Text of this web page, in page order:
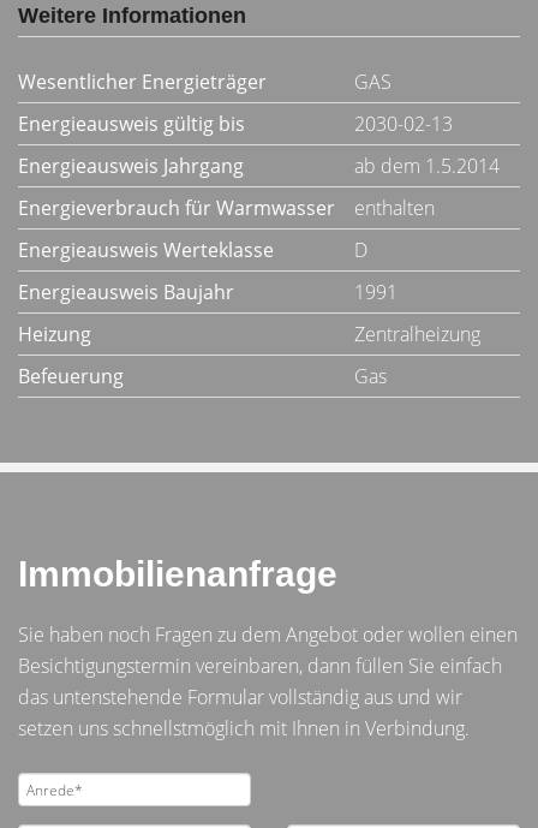
Weitere Informationen
Wesentlicher Energieträger
GAS
Energieausweis gültig bis
2030-02-13
Energieausweis Jahrgang
ab dem 1.5.2014
Energieverbrauch für Warmwasser
enthalten
Energieausweis Werteklasse
D
Energieausweis Baujahr
1991
Heizung
Zentralheizung
Befeuerung
Gas
Immobilienanfrage
Sie haben noch Fragen zu dem Angebot oder wollen einen
Besichtigungstermin vereinbaren, dann füllen Sie einfach
das untenstehende Formular vollständig aus und wir
setzen uns schnellstmöglich mit Ihnen in Verbindung.